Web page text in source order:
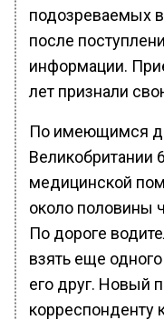
подозреваемых в
после
информации.
лет признали
По имеющимся
Великобритании
медицинской
около половины
По дороге
взять еще
его друг. Новый
корреспонденту